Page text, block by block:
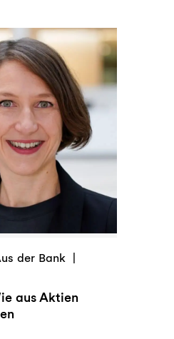
der Bank
aus Aktien